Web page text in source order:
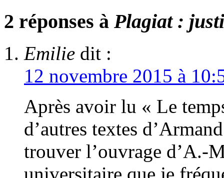
2 réponses à Plagiat :
Emilie dit :
12 novembre 2015 à
Après avoir lu « Le
d’autres textes
trouver l’ouvrage d’A.-